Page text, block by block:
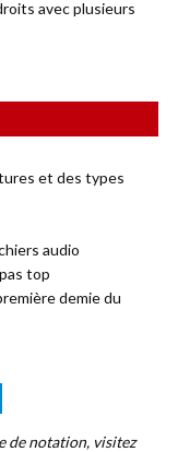
avec plusieurs
et des types
audio
top
demie du
de notation, visitez